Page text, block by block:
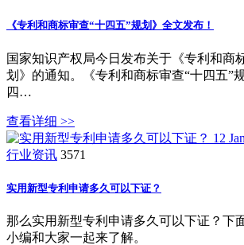
《专利和商标审查“十四五”规划》全文发布！
国家知识产权局今日发布关于《专利和商
划》的通知。《专利和商标审查“十四五”
四…
查看详细 >>
12 Jan
行业资讯 3571
实用新型专利申请多久可以下证？
那么实用新型专利申请多久可以下证？下
小编和大家一起来了解。